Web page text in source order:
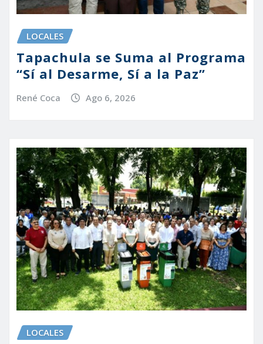
LOCALES
Tapachula se Suma al Programa
“Sí al Desarme, Sí a la Paz”
René Coca Ago 6, 2026
LOCALES